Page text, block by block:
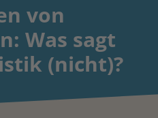
von
Was sagt
(nicht)?